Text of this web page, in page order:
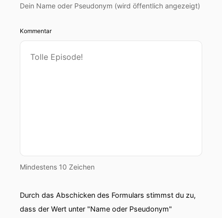
Dein Name oder Pseudonym (wird öffentlich angezeigt)
Kommentar
Mindestens 10 Zeichen
Durch das Abschicken des Formulars stimmst du zu,
dass der Wert unter "Name oder Pseudonym"